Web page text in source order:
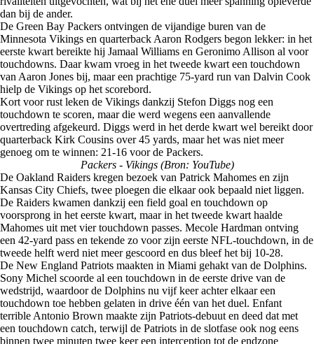
dan bij de ander.
De Green Bay Packers ontvingen de vijandige buren van de
Minnesota Vikings en quarterback Aaron Rodgers begon lekker: in het
eerste kwart bereikte hij Jamaal Williams en Geronimo Allison al voor
touchdowns. Daar kwam vroeg in het tweede kwart een touchdown
van Aaron Jones bij, maar een prachtige 75-yard run van Dalvin Cook
hielp de Vikings op het scorebord.
Kort voor rust leken de Vikings dankzij Stefon Diggs nog een
touchdown te scoren, maar die werd wegens een aanvallende
overtreding afgekeurd. Diggs werd in het derde kwart wel bereikt door
quarterback Kirk Cousins over 45 yards, maar het was niet meer
genoeg om te winnen: 21-16 voor de Packers.
Packers - Vikings (Bron: YouTube)
De Oakland Raiders kregen bezoek van Patrick Mahomes en zijn
Kansas City Chiefs, twee ploegen die elkaar ook bepaald niet liggen.
De Raiders kwamen dankzij een field goal en touchdown op
voorsprong in het eerste kwart, maar in het tweede kwart haalde
Mahomes uit met vier touchdown passes. Mecole Hardman ontving
een 42-yard pass en tekende zo voor zijn eerste NFL-touchdown, in de
tweede helft werd niet meer gescoord en dus bleef het bij 10-28.
De New England Patriots maakten in Miami gehakt van de Dolphins.
Sony Michel scoorde al een touchdown in de eerste drive van de
wedstrijd, waardoor de Dolphins nu vijf keer achter elkaar een
touchdown toe hebben gelaten in drive één van het duel. Enfant
terrible Antonio Brown maakte zijn Patriots-debuut en deed dat met
een touchdown catch, terwijl de Patriots in de slotfase ook nog eens
binnen twee minuten twee keer een interception tot de endzone